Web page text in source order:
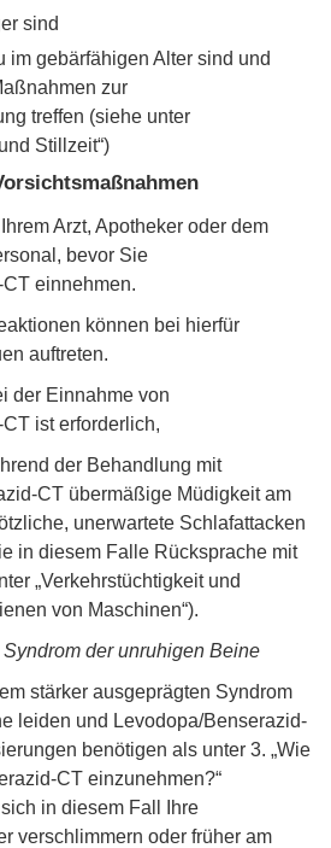
sind
im gebärfähigen Alter sind und
zur
treffen (siehe unter
Stillzeit“)
Arzt, Apotheker oder dem
bevor Sie
einnehmen.
können bei hierfür
auftreten.
der Einnahme von
ist erforderlich,
der Behandlung mit
CT übermäßige Müdigkeit am
unerwartete Schlafattacken
in diesem Falle Rücksprache mit
„Verkehrstüchtigkeit und
von Maschinen“).
der unruhigen Beine
stärker ausgeprägten Syndrom
leiden und Levodopa/Benserazid-
benötigen als unter 3. „Wie
CT einzunehmen?“
in diesem Fall Ihre
verschlimmern oder früher am